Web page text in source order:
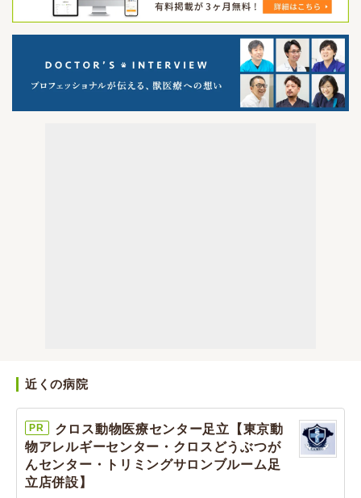
近くの病院
PR
クロス動物医療センター足立【東京動
物アレルギーセンター・クロスどうぶつが
んセンター・トリミングサロンブルーム足
立店併設】